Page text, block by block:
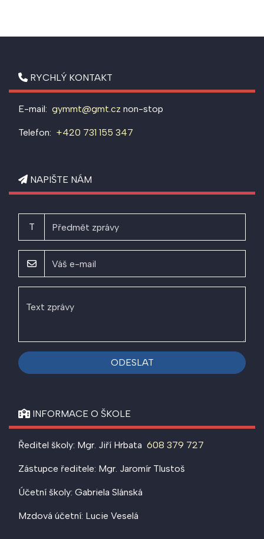
RYCHLÝ KONTAKT
E-mail: gymmt@gmt.cz non-stop
Telefon: +420 731 155 347
NAPIŠTE NÁM
T
ODESLAT
INFORMACE O ŠKOLE
Ředitel školy: Mgr. Jiří Hrbata 608 379 727
Zástupce ředitele: Mgr. Jaromír Tlustoš
Účetní školy: Gabriela Slánská
Mzdová účetní: Lucie Veselá